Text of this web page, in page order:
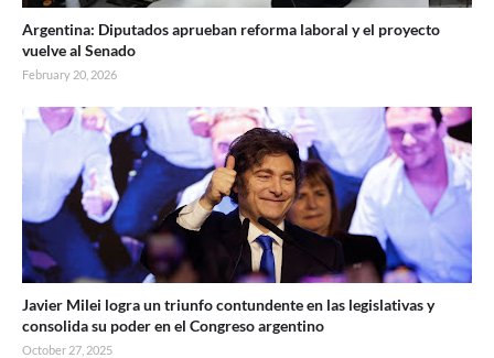
Argentina: Diputados aprueban reforma laboral y el proyecto
vuelve al Senado
February 20, 2026
Javier Milei logra un triunfo contundente en las legislativas y
consolida su poder en el Congreso argentino
October 27, 2025